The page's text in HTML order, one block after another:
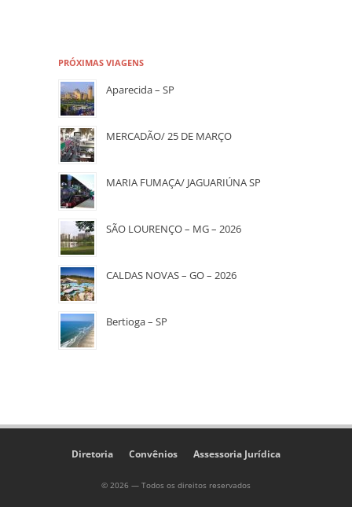
PRÓXIMAS VIAGENS
Aparecida – SP
MERCADÃO/ 25 DE MARÇO
MARIA FUMAÇA/ JAGUARIÚNA SP
SÃO LOURENÇO – MG – 2026
CALDAS NOVAS – GO – 2026
Bertioga – SP
Diretoria Convênios Assessoria Jurídica
© 2026 — Todos os direitos reservados